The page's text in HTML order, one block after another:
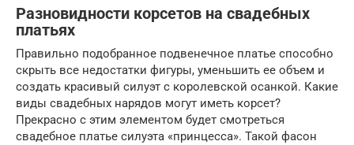
Разновидности корсетов на свадебных
платьях
Правильно подобранное подвенечное платье способно
скрыть все недостатки фигуры, уменьшить ее объем и
создать красивый силуэт с королевской осанкой. Какие
виды свадебных нарядов могут иметь корсет?
Прекрасно с этим элементом будет смотреться
свадебное платье силуэта «принцесса». Такой фасон